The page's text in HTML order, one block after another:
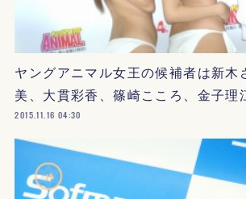
ヤングアニマル女王の候補者は新木
美、大貫彩香、篠崎こころ、金子
2015.11.16 04:30